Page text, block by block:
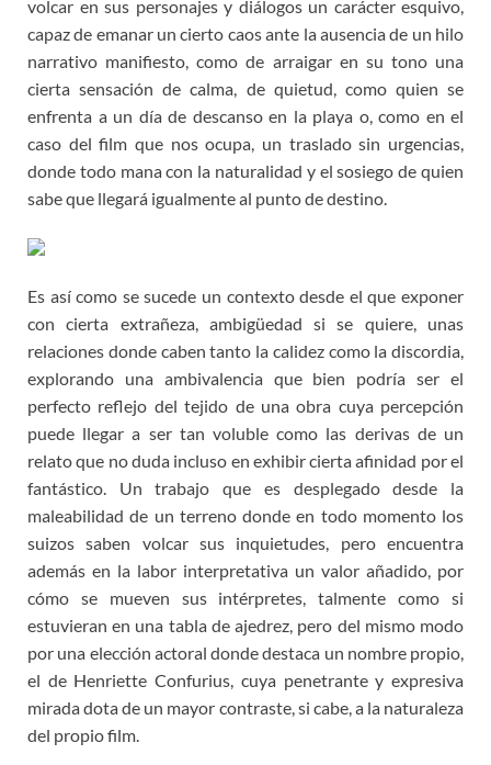
volcar en sus personajes y diálogos un carácter esquivo,
capaz de emanar un cierto caos ante la ausencia de un hilo
narrativo manifiesto, como de arraigar en su tono una
cierta sensación de calma, de quietud, como quien se
enfrenta a un día de descanso en la playa o, como en el
caso del film que nos ocupa, un traslado sin urgencias,
donde todo mana con la naturalidad y el sosiego de quien
sabe que llegará igualmente al punto de destino.
Es así como se sucede un contexto desde el que exponer
con cierta extrañeza, ambigüedad si se quiere, unas
relaciones donde caben tanto la calidez como la discordia,
explorando una ambivalencia que bien podría ser el
perfecto reflejo del tejido de una obra cuya percepción
puede llegar a ser tan voluble como las derivas de un
relato que no duda incluso en exhibir cierta afinidad por el
fantástico. Un trabajo que es desplegado desde la
maleabilidad de un terreno donde en todo momento los
suizos saben volcar sus inquietudes, pero encuentra
además en la labor interpretativa un valor añadido, por
cómo se mueven sus intérpretes, talmente como si
estuvieran en una tabla de ajedrez, pero del mismo modo
por una elección actoral donde destaca un nombre propio,
el de Henriette Confurius, cuya penetrante y expresiva
mirada dota de un mayor contraste, si cabe, a la naturaleza
del propio film.